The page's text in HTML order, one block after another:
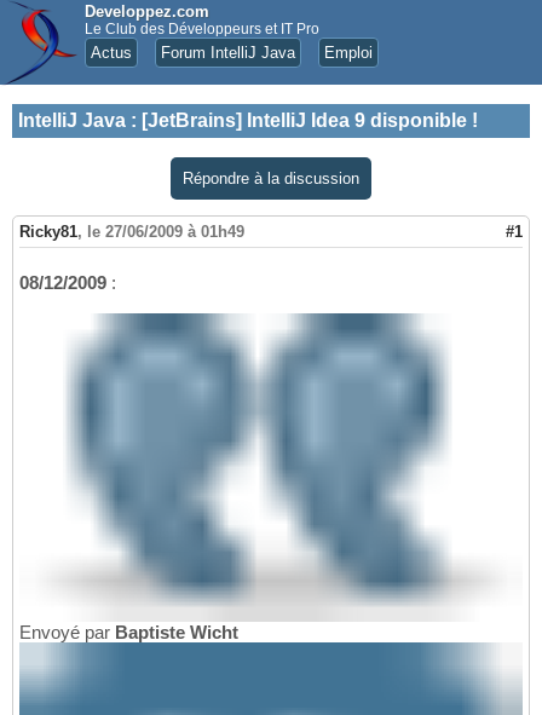
Developpez.com
Le Club des Développeurs et IT Pro
Actus Forum IntelliJ Java Emploi
IntelliJ Java : [JetBrains] IntelliJ Idea 9 disponible !
Répondre à la discussion
Ricky81, le 27/06/2009 à 01h49 #1
08/12/2009 :
Envoyé par Baptiste Wicht